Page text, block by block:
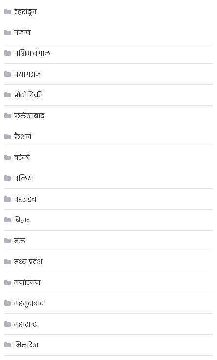
देहरादून
पंजाब
पश्चिम बंगाल
प्रयागराज
प्रौद्योगिकी
फर्रुखाबाद
फ़ैशन
बरेली
बलिया
बहराइच
बिहार
मऊ
मध्य प्रदेश
मनोरंजन
महमूदाबाद
महाराष्ट्र
मिसरिख